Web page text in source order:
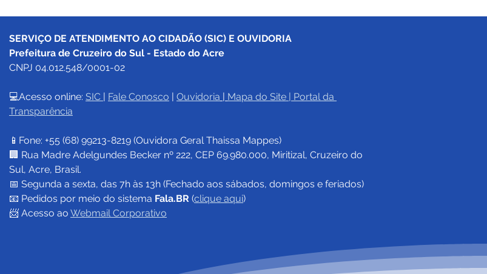
Prefeitura de Cruzeiro do
Lei Aldir Blanc 2026 e
garante investimento de R$
680 mil em projetos
culturais
longa-metragem que
destaca integração entre
SERVIÇO DE ATENDIMENTO AO CIDADÃO (SIC) E OUVIDORIA
Prefeitura de Cruzeiro do Sul - Estado do Acre
CNPJ 04.012.548/0001-02
💻Acesso online: SIC | Fale Conosco | Ouvidoria | Mapa do Site | Portal da
Transparência
📱Fone: +55 (68) 99213-8219 (Ouvidora Geral Thaissa Mappes)
🏢 Rua Madre Adelgundes Becker nº 222, CEP 69.980.000, Miritizal, Cruzeiro do
Sul, Acre, Brasil.
📅 Segunda a sexta, das 7h às 13h (Fechado aos sábados, domingos e feriados)
📧 Pedidos por meio do sistema Fala.BR (clique aqui)
📨 Acesso ao Webmail Corporativo